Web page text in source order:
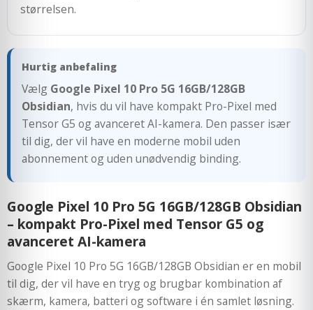
størrelsen.
Hurtig anbefaling
Vælg Google Pixel 10 Pro 5G 16GB/128GB
Obsidian, hvis du vil have kompakt Pro-Pixel med
Tensor G5 og avanceret AI-kamera. Den passer især
til dig, der vil have en moderne mobil uden
abonnement og uden unødvendig binding.
Google Pixel 10 Pro 5G 16GB/128GB Obsidian
– kompakt Pro-Pixel med Tensor G5 og
avanceret AI-kamera
Google Pixel 10 Pro 5G 16GB/128GB Obsidian er en mobil
til dig, der vil have en tryg og brugbar kombination af
skærm, kamera, batteri og software i én samlet løsning.